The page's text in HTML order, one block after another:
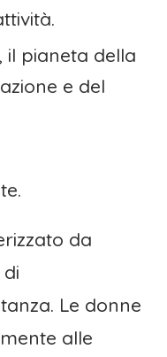
il pianeta della
e del
da
Le donne
alle